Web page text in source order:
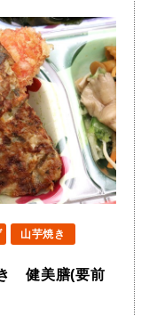
山芋焼き
健美膳(要前